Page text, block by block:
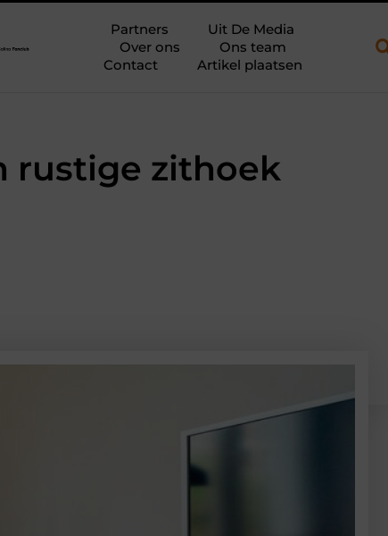
Partners
Uit De Media
Over ons
Ons team
Contact
Artikel plaatsen
rustige zithoek